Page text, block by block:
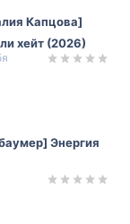
Капцова]
хейт (2026)
Энергия